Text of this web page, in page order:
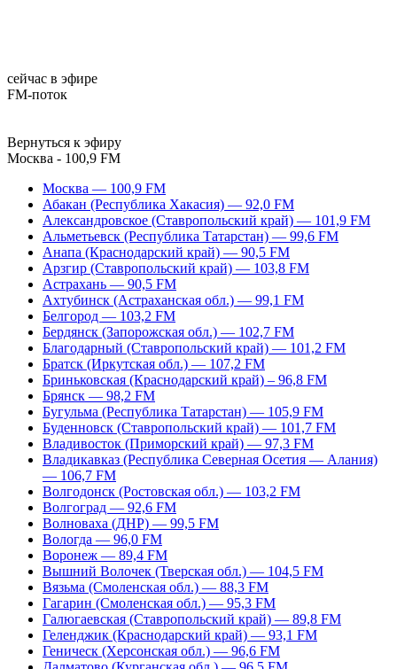
сейчас в эфире
FM-поток
Вернуться к эфиру
Москва - 100,9 FM
Москва — 100,9 FM
Абакан (Республика Хакасия) — 92,0 FM
Александровское (Ставропольский край) — 101,9 FM
Альметьевск (Республика Татарстан) — 99,6 FM
Анапа (Краснодарский край) — 90,5 FM
Арзгир (Ставропольский край) — 103,8 FM
Астрахань — 90,5 FM
Ахтубинск (Астраханская обл.) — 99,1 FM
Белгород — 103,2 FM
Бердянск (Запорожская обл.) — 102,7 FM
Благодарный (Ставропольский край) — 101,2 FM
Братск (Иркутская обл.) — 107,2 FM
Бриньковская (Краснодарский край) – 96,8 FM
Брянск — 98,2 FM
Бугульма (Республика Татарстан) — 105,9 FM
Буденновск (Ставропольский край) — 101,7 FM
Владивосток (Приморский край) — 97,3 FM
Владикавказ (Республика Северная Осетия — Алания)
— 106,7 FM
Волгодонск (Ростовская обл.) — 103,2 FM
Волгоград — 92,6 FM
Волноваха (ДНР) — 99,5 FM
Вологда — 96,0 FM
Воронеж — 89,4 FM
Вышний Волочек (Тверская обл.) — 104,5 FM
Вязьма (Смоленская обл.) — 88,3 FM
Гагарин (Смоленская обл.) — 95,3 FM
Галюгаевская (Ставропольский край) — 89,8 FM
Геленджик (Краснодарский край) — 93,1 FM
Геническ (Херсонская обл.) — 96,6 FM